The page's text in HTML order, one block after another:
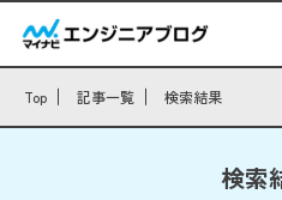
Top 記事一覧 検索結果
検索